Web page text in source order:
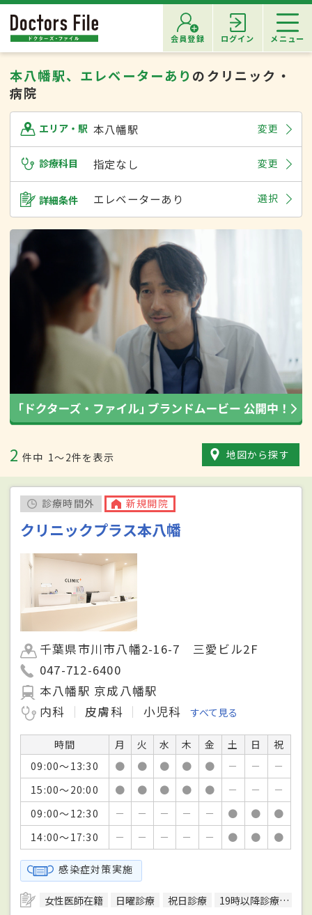
会員登録 ログイン メニュー
本八幡駅、エレベーターあり のクリニック・
病院
エリア・駅 本八幡駅 変更
診療科目 指定なし 変更
詳細条件 エレベーターあり 選択
2 件中 1〜2件を表示 地図から探す
診療時間外 新規開院
クリニックプラス本八幡
千葉県市川市八幡2-16-7 三愛ビル2F
047-712-6400
本八幡駅 京成八幡駅
内科
皮膚科 小児科 すべて見る
時間 月 火 水 木 金 土 日
祝
09:00～13:30
● ● ● ● ● － －
－
15:00～20:00
● ● ● ● ● － －
－
09:00～12:30
－ － － － － ● ●
●
14:00～17:30
－ － － － － ● ● ●
感染症対策実施
女性医師在籍 日曜診療 祝日診療 19時以降診療可